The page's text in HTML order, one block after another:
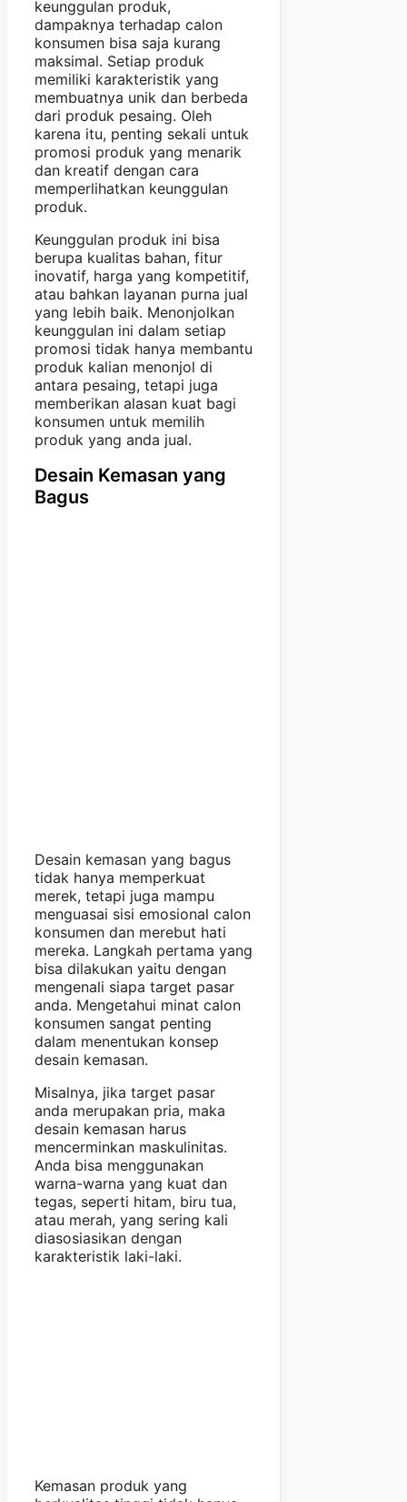
keunggulan produk,
dampaknya terhadap calon
konsumen bisa saja kurang
maksimal. Setiap produk
memiliki karakteristik yang
membuatnya unik dan berbeda
dari produk pesaing. Oleh
karena itu, penting sekali untuk
promosi produk yang menarik
dan kreatif dengan cara
memperlihatkan keunggulan
produk.
Keunggulan produk ini bisa
berupa kualitas bahan, fitur
inovatif, harga yang kompetitif,
atau bahkan layanan purna jual
yang lebih baik. Menonjolkan
keunggulan ini dalam setiap
promosi tidak hanya membantu
produk kalian menonjol di
antara pesaing, tetapi juga
memberikan alasan kuat bagi
konsumen untuk memilih
produk yang anda jual.
Desain Kemasan yang
Bagus
Desain kemasan yang bagus
tidak hanya memperkuat
merek, tetapi juga mampu
menguasai sisi emosional calon
konsumen dan merebut hati
mereka. Langkah pertama yang
bisa dilakukan yaitu dengan
mengenali siapa target pasar
anda. Mengetahui minat calon
konsumen sangat penting
dalam menentukan konsep
desain kemasan.
Misalnya, jika target pasar
anda merupakan pria, maka
desain kemasan harus
mencerminkan maskulinitas.
Anda bisa menggunakan
warna-warna yang kuat dan
tegas, seperti hitam, biru tua,
atau merah, yang sering kali
diasosiasikan dengan
karakteristik laki-laki.
Kemasan produk yang